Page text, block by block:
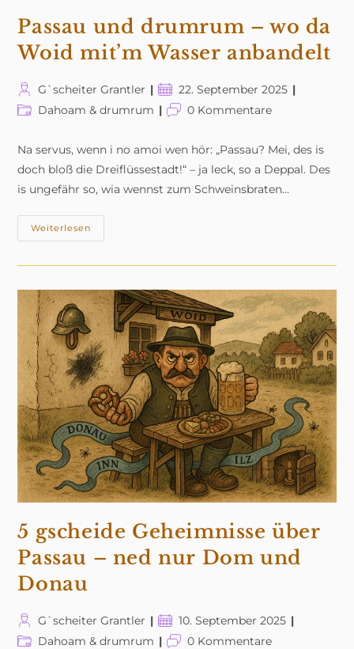
Passau und drumrum – wo da
Woid mit’m Wasser anbandelt
Beitrags-
Autor:
G`scheiter Grantler
Beitrag
veröffentlicht:
22. September 2025
Beitrags-
Dahoam & drumrum
Beitrags-
0 Kommentare
Na servus, wenn i no amoi wen hör: „Passau? Mei, des is
doch bloß die Dreiflüssestadt!“ – ja leck, so a Deppal. Des
is ungefähr so, wia wennst zum Schweinsbraten…
Weiterlesen
Und
–
Woid
Mit’m
Wasser
Anbandelt
5 gscheide Geheimnisse über
Passau – ned nur Dom und
Donau
Beitrags-
Autor:
G`scheiter Grantler
Beitrag
veröffentlicht:
10. September 2025
Beitrags-
Dahoam & drumrum
Beitrags-
0 Kommentare